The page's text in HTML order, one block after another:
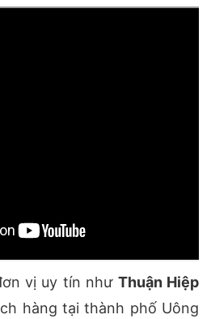
vị uy tín như Thuận Hiệp
hàng tại thành phố Uông